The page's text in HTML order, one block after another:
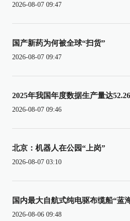
2026-08-07 09:47
国产新药为何被全球“扫货”
2026-08-07 09:47
2025年我国年度数据生产量达
2026-08-07 09:46
北京：机器人在公园“上岗”
2026-08-07 03:10
国内最大自航式纯电驱布缆船“蓝
2026-08-06 09:48